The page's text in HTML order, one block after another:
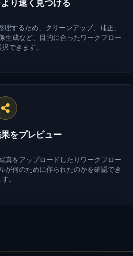
り速く見つける
するため、クリーンアップ、補正、
生成など、目的に合ったワークフロー
できます。
をプレビュー
真をアップロードしたりワークフロー
が何のために作られたのかを確認でき
。